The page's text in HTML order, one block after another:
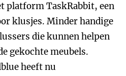
platform TaskRabbit, een
klusjes. Minder handige
die kunnen helpen
gekochte meubels.
heeft nu